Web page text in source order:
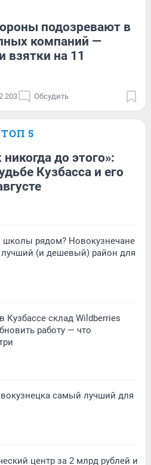
подозревают в
компаний —
на 11
203 Обсудить
ТОП 5
до этого»:
Кузбасса и его
рядом? Новокузнечане
(и дешевый) район для
склад Wildberries
работу — что
самый лучший для
центр за 2 млрд рублей и